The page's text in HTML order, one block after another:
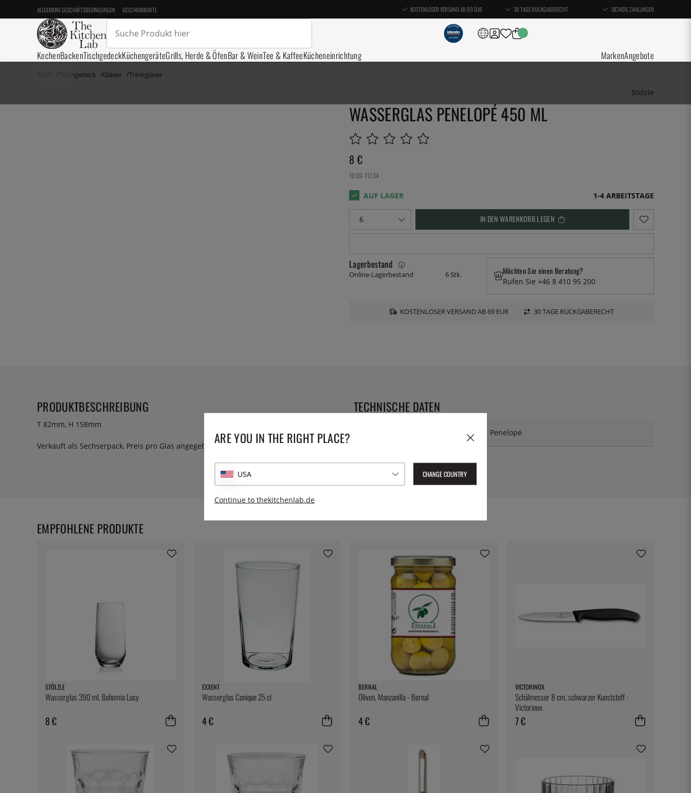
ALLGEMEINE GESCHÄFTSBEDINGUNGEN GESCHENKKARTE KOSTENLOSER VERSAND AB 69 EUR 30 TAGE RÜCKGABERECHT SICHERE ZAHLUNGEN
KochenBackenTischgedeckKüchengeräteGrills, Herde & ÖfenBar & WeinTee & KaffeeKücheneinrichtung MarkenAngebote
Start Tischgedeck Gläser Trinkgläser
Stölzle
WASSERGLAS PENELOPÉ 450 ML
8 €
1069-11134
1-4 ARBEITSTAGE
IN DEN WARENKORB LEGEN
Lagerbestand
Online-Lagerbestand 6 Stk. Möchten Sie einen Beratung?
Rufen Sie +46 8 410 95 200
KOSTENLOSER VERSAND AB 69 EUR 30 TAGE RÜCKGABERECHT
PRODUKTBESCHREIBUNG
T 82mm, H 158mm
Verkauft als Sechserpack, Preis pro Glas angegeben.
TECHNISCHE DATEN
Penelopé
Herstellernummer:7-PEN00-1208-45U
STÖLZLE
Wasserglas 390 ml, Bohemia Lucy
8 €
EXXENT
Wasserglas Conique 25 cl
4 €
BERNAL
Oliven, Manzanilla - Bernal
4 €
VICTORINOX
Schälmesser 8 cm, schwarzer Kunststoff -
Victorinox
7 €
EMPFOHLENE PRODUKTE
ARE YOU IN THE RIGHT PLACE?
USA CHANGE COUNTRY
Continue to thekitchenlab.de